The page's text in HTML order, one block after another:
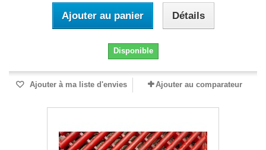
Ajouter au panier Détails
Disponible
Ajouter à ma liste d'envies Ajouter au comparateur